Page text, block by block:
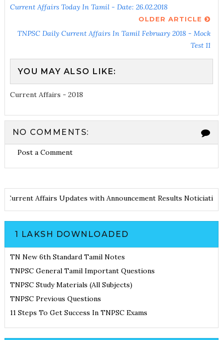
Current Affairs Today In Tamil - Date: 26.02.2018
OLDER ARTICLE
TNPSC Daily Current Affairs In Tamil February 2018 - Mock
Test 11
YOU MAY ALSO LIKE:
Current Affairs - 2018
NO COMMENTS:
Post a Comment
Current Affairs Updates with Announcement Results
1 LAKSH DOWNLOADED
TN New 6th Standard Tamil Notes
TNPSC General Tamil Important Questions
TNPSC Study Materials (All Subjects)
TNPSC Previous Questions
11 Steps To Get Success In TNPSC Exams